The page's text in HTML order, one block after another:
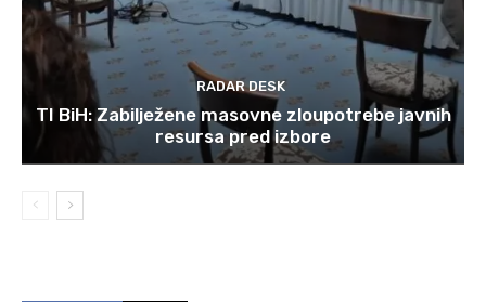
RADAR DESK
TI BiH: Zabilježene masovne zloupotrebe javnih
resursa pred izbore